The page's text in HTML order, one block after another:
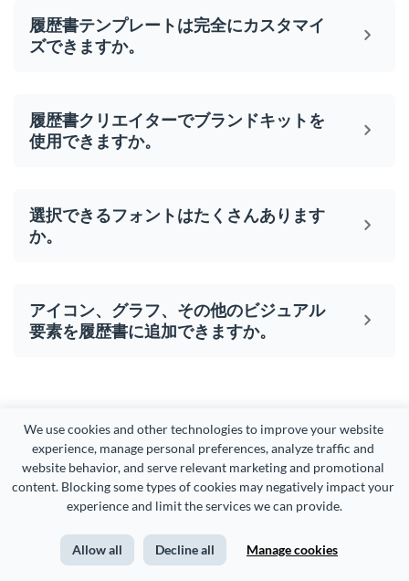
We use cookies and other technologies to improve your website
experience, manage personal preferences, analyze traffic and
website behavior, and serve relevant marketing and promotional
content. Blocking some types of cookies may negatively impact your
experience and limit the services we can provide.
Allow all Decline all Manage cookies
履歴書テンプレートは完全にカスタマイ
ズできますか。
履歴書クリエイターでブランドキットを
使用できますか。
選択できるフォントはたくさんあります
か。
アイコン、グラフ、その他のビジュアル
要素を履歴書に追加できますか。
あなたの履歴書は美しくある
べきであり、残りのコンテン
ツも同様です。
ベテランのデザイナーであろうと全くの初心者であろう